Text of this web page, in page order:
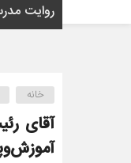
روایت
خانه
آقای